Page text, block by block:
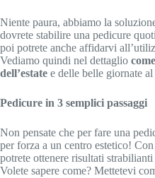
Niente paura, abbiamo la
dovrete stabilire una pedicure
poi potrete anche affidarvi
Vediamo quindi nel dettaglio
dell’estate e delle belle giornate al
Pedicure in 3 semplici passaggi
Non pensate che per fare una
per forza a un centro estetico!
potrete ottenere risultati
Volete sapere come? Mettetevi